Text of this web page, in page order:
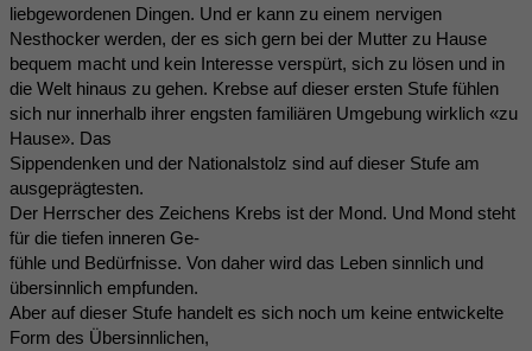
liebgewordenen Dingen. Und er kann zu einem nervigen
Nesthocker werden, der es sich gern bei der Mutter zu Hause
bequem macht und kein Interesse verspürt, sich zu lösen und in
die Welt hinaus zu gehen. Krebse auf dieser ersten Stufe fühlen
sich nur innerhalb ihrer engsten familiären Umgebung wirklich «zu
Hause». Das
Sippendenken und der Nationalstolz sind auf dieser Stufe am
ausgeprägtesten.
Der Herrscher des Zeichens Krebs ist der Mond. Und Mond steht
für die tiefen inneren Ge-
fühle und Bedürfnisse. Von daher wird das Leben sinnlich und
übersinnlich empfunden.
Aber auf dieser Stufe handelt es sich noch um keine entwickelte
Form des Übersinnlichen,